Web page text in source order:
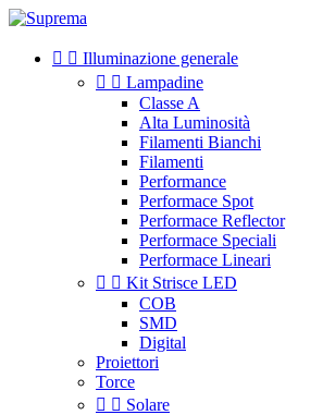
  Illuminazione generale
  Lampadine
Classe A
Alta Luminosità
Filamenti Bianchi
Filamenti
Performance
Performace Spot
Performace Reflector
Performace Speciali
Performace Lineari
  Kit Strisce LED
COB
SMD
Digital
Proiettori
Torce
  Solare